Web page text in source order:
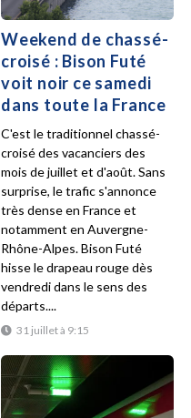
Weekend de chassé-
croisé : Bison Futé
voit noir ce samedi
dans toute la France
31 juillet à 9:15
C'est le traditionnel chassé-
croisé des vacanciers des
mois de juillet et d'août. Sans
surprise, le trafic s'annonce
très dense en France et
notamment en Auvergne-
Rhône-Alpes. Bison Futé
hisse le drapeau rouge dès
vendredi dans le sens des
départs....